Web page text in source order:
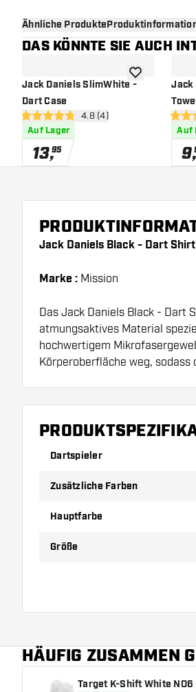
Ähnliche Produkte
DAS KÖNNTE SIE AUCH
Jack Daniels SlimWhite -
Dart Case
Bewertungsbereich
4.8 Bewertungssterne
4.8 (4)
Auf Lager
13,95
Zur
Jack
4.5
Auf
9,
Jack Daniels Black - Dart
Marke : Mission
Das Jack Daniels Black - Dart
atmungsaktives Material
hochwertigem
Körperoberfläche weg,
Dartspieler
Zusätzliche Farben
Hauptfarbe
Größe
HÄUFIG ZUSAMMEN
Target K-Shift White